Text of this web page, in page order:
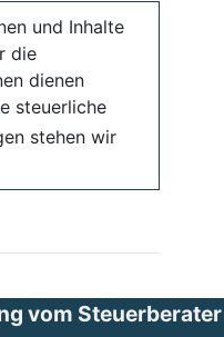
und Inhalte
die
dienen
steuerliche
stehen wir
vom